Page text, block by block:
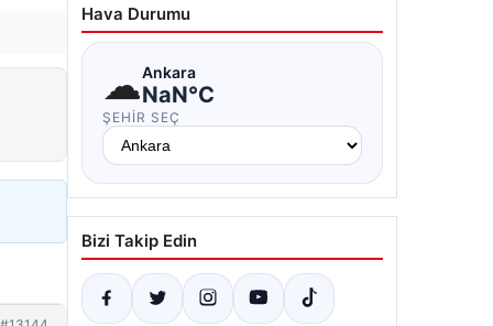
Hava Durumu
☁Ankara
NaN°C
ŞEHIR SEÇ
Bizi Takip Edin